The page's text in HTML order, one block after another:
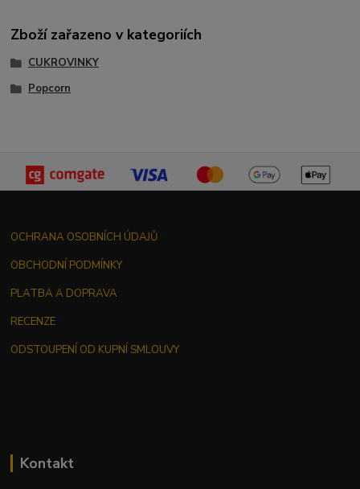
Zboží zařazeno v kategoriích
CUKROVINKY
Popcorn
OCHRANA OSOBNÍCH ÚDAJŮ
OBCHODNÍ PODMÍNKY
PLATBA A DOPRAVA
RECENZE
ODSTOUPENÍ OD KUPNÍ SMLOUVY
Kontakt